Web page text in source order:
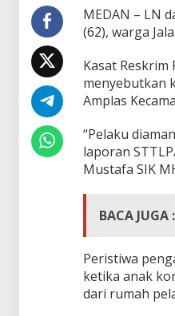
H
i
d
n
g
B
e
g
k
o
D
u
e
l
a
MEDAN – LN
(62), warga
Kasat
menyebutkan
Amplas
“Pelaku
laporan
Mustafa SIK
BACA JUGA :
Peristiwa
ketika anak
dari rumah